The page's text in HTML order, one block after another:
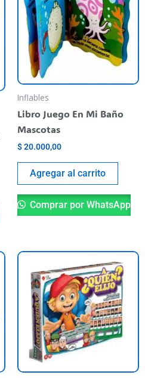
Inflables
Libro Juego En Mi Baño
Mascotas
$20.000,00
Agregar al carrito
Comprar por WhatsApp